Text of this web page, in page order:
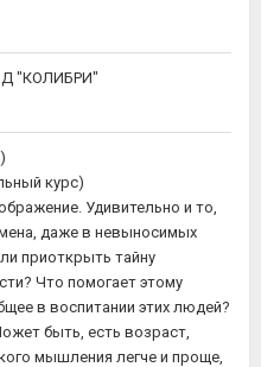
Д "КОЛИБРИ"
курс)
Удивительно и то,
даже в невыносимых
приоткрыть тайну
Что помогает этому
в воспитании этих людей?
быть, есть возраст,
мышления легче и проще,